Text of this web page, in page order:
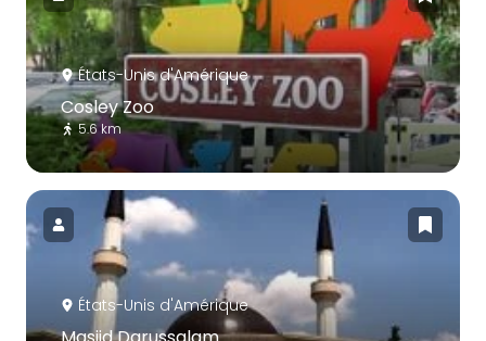
États-Unis d'Amérique
Cosley Zoo
5.6 km
États-Unis d'Amérique